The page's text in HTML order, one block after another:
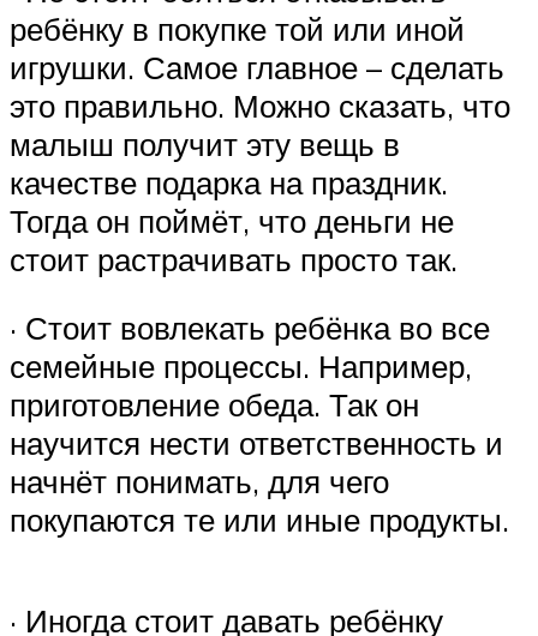
ребёнку в покупке той или иной
игрушки. Самое главное – сделать
это правильно. Можно сказать, что
малыш получит эту вещь в
качестве подарка на праздник.
Тогда он поймёт, что деньги не
стоит растрачивать просто так.
· Стоит вовлекать ребёнка во все
семейные процессы. Например,
приготовление обеда. Так он
научится нести ответственность и
начнёт понимать, для чего
покупаются те или иные продукты.
· Иногда стоит давать ребёнку